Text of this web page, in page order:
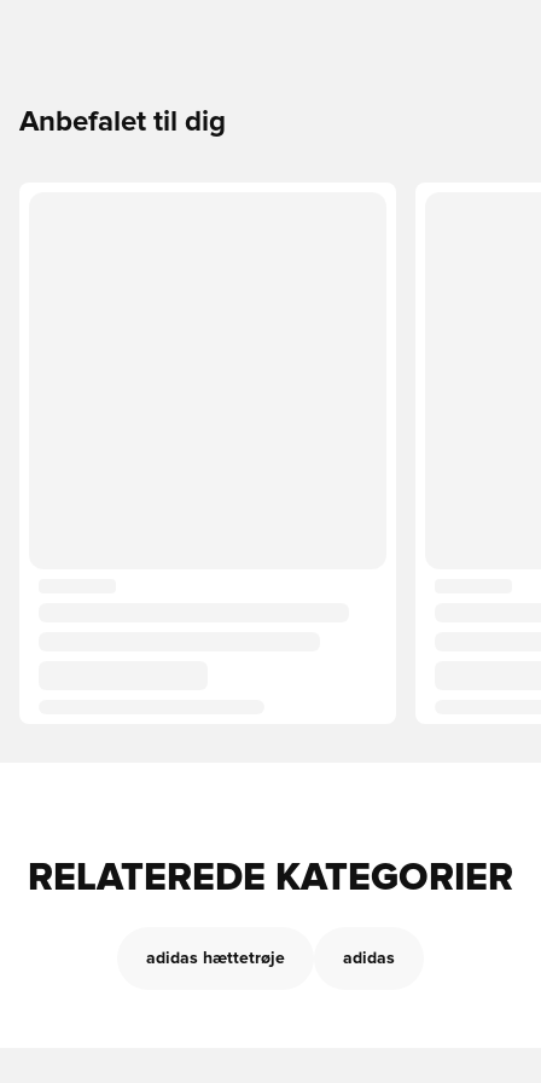
Anbefalet til dig
RELATEREDE KATEGORIER
adidas hættetrøje adidas